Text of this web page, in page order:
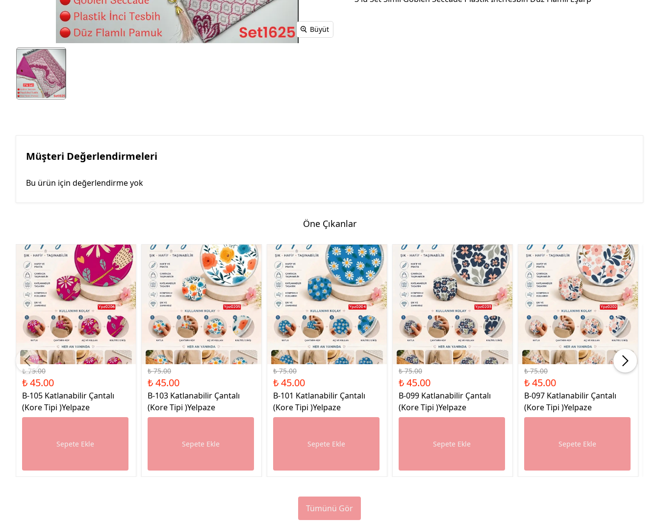
Büyüt
Müşteri Değerlendirmeleri
Bu ürün için değerlendirme yok
Öne Çıkanlar
%40 İndirim
₺ 75.00
₺ 45.00
B-105 Katlanabilir Çantalı
(Kore Tipi )Yelpaze
Sepete Ekle
%40 İndirim
₺ 75.00
₺ 45.00
B-103 Katlanabilir Çantalı
(Kore Tipi )Yelpaze
Sepete Ekle
%40 İndirim
₺ 75.00
₺ 45.00
B-101 Katlanabilir Çantalı
(Kore Tipi )Yelpaze
Sepete Ekle
%40 İndirim
₺ 75.00
₺ 45.00
B-099 Katlanabilir Çantalı
(Kore Tipi )Yelpaze
Sepete Ekle
%40 İndirim
₺ 75.00
₺ 45.00
B-097 Katlanabilir Çantalı
(Kore Tipi )Yelpaze
Sepete Ekle
Tümünü Gör